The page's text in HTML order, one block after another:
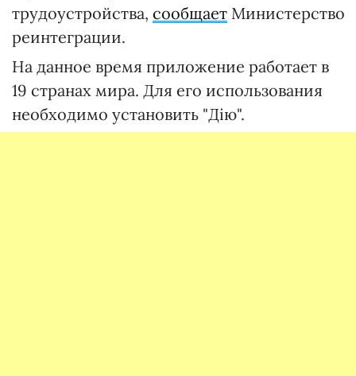
трудоустройства, сообщает Министерство
реинтеграции.
На данное время приложение работает в
19 странах мира. Для его использования
необходимо установить "Дію".